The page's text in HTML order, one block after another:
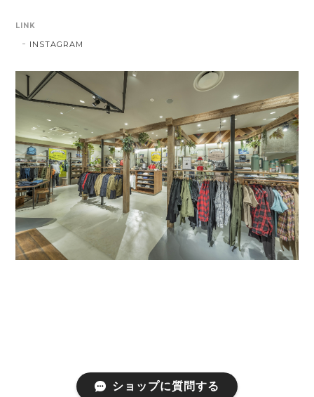
LINK
INSTAGRAM
ショップに質問する